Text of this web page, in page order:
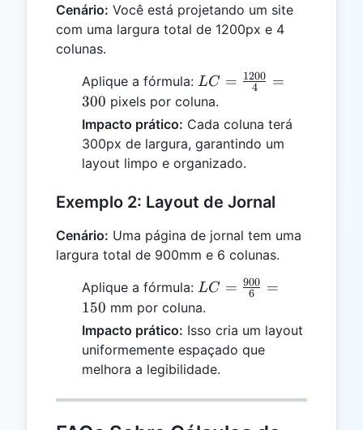
Cenário: Você está projetando um site
com uma largura total de 1200px e 4
colunas.
Aplique a fórmula: LC =
\frac{1200}
{4} = 300
LC = 4
1200 =
300 pixels por coluna.
Impacto prático: Cada coluna terá
300px de largura, garantindo um
layout limpo e organizado.
Exemplo 2: Layout de Jornal
Cenário: Uma página de jornal tem uma
largura total de 900mm e 6 colunas.
Aplique a fórmula: LC =
\frac{900}
{6} = 150
LC = 6
900 =
150 mm por coluna.
Impacto prático: Isso cria um layout
uniformemente espaçado que
melhora a legibilidade.